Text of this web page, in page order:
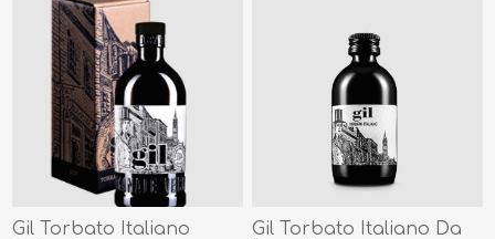
Gil Torbato Italiano
Gil Torbato Italiano Da